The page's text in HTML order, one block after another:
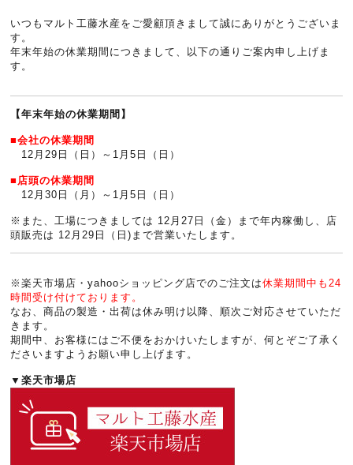
いつもマルト工藤水産をご愛顧頂きまして誠にありがとうございま
す。
年末年始の休業期間につきまして、以下の通りご案内申し上げま
す。
【年末年始の休業期間】
■会社の休業期間
12月29日（日）～1月5日（日）
■店頭の休業期間
12月30日（月）～1月5日（日）
※また、工場につきましては 12月27日（金）まで年内稼働し、店
頭販売は 12月29日（日)まで営業いたします。
※楽天市場店・yahooショッピング店でのご注文は休業期間中も24
時間受け付けております。
なお、商品の製造・出荷は休み明け以降、順次ご対応させていただ
きます。
期間中、お客様にはご不便をおかけいたしますが、何とぞご了承く
ださいますようお願い申し上げます。
▼楽天市場店